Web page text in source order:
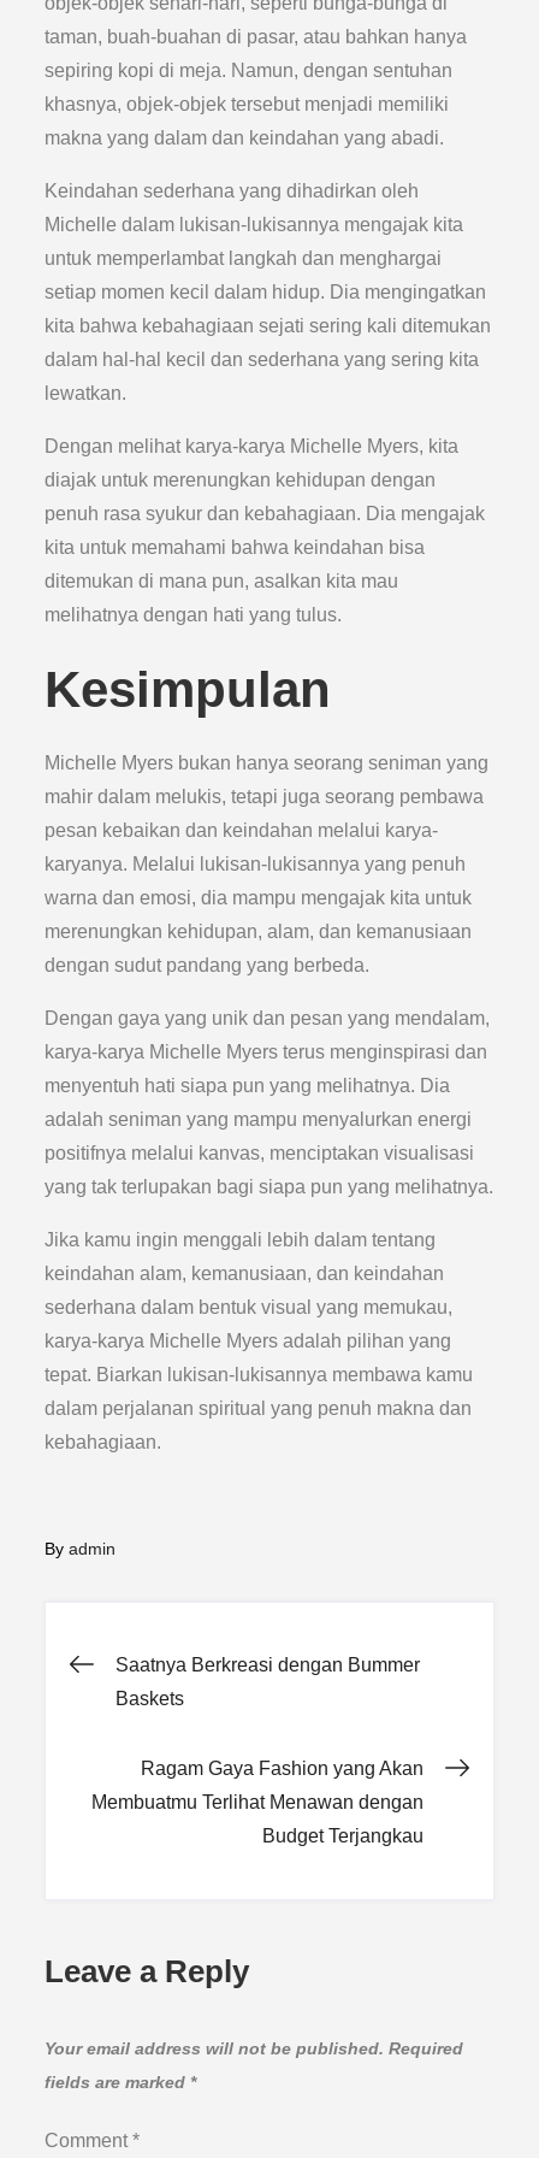
taman, buah-buahan di pasar, atau bahkan hanya
sepiring kopi di meja. Namun, dengan sentuhan
khasnya, objek-objek tersebut menjadi memiliki
makna yang dalam dan keindahan yang abadi.
Keindahan sederhana yang dihadirkan oleh
Michelle dalam lukisan-lukisannya mengajak kita
untuk memperlambat langkah dan menghargai
setiap momen kecil dalam hidup. Dia mengingatkan
kita bahwa kebahagiaan sejati sering kali ditemukan
dalam hal-hal kecil dan sederhana yang sering kita
lewatkan.
Dengan melihat karya-karya Michelle Myers, kita
diajak untuk merenungkan kehidupan dengan
penuh rasa syukur dan kebahagiaan. Dia mengajak
kita untuk memahami bahwa keindahan bisa
ditemukan di mana pun, asalkan kita mau
melihatnya dengan hati yang tulus.
Kesimpulan
Michelle Myers bukan hanya seorang seniman yang
mahir dalam melukis, tetapi juga seorang pembawa
pesan kebaikan dan keindahan melalui karya-
karyanya. Melalui lukisan-lukisannya yang penuh
warna dan emosi, dia mampu mengajak kita untuk
merenungkan kehidupan, alam, dan kemanusiaan
dengan sudut pandang yang berbeda.
Dengan gaya yang unik dan pesan yang mendalam,
karya-karya Michelle Myers terus menginspirasi dan
menyentuh hati siapa pun yang melihatnya. Dia
adalah seniman yang mampu menyalurkan energi
positifnya melalui kanvas, menciptakan visualisasi
yang tak terlupakan bagi siapa pun yang melihatnya.
Jika kamu ingin menggali lebih dalam tentang
keindahan alam, kemanusiaan, dan keindahan
sederhana dalam bentuk visual yang memukau,
karya-karya Michelle Myers adalah pilihan yang
tepat. Biarkan lukisan-lukisannya membawa kamu
dalam perjalanan spiritual yang penuh makna dan
kebahagiaan.
Byadmin
Post
Saatnya Berkreasi dengan Bummer
Baskets
Ragam Gaya Fashion yang Akan
Membuatmu Terlihat Menawan dengan
Budget Terjangkau
Leave a Reply
Your email address will not be published. Required
fields are marked *
Comment*